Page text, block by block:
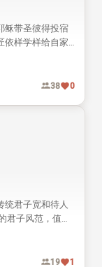
稣带圣彼得投宿
依样学样给自家
38 0
统君子宽和待人
君子风范，值得
19 1